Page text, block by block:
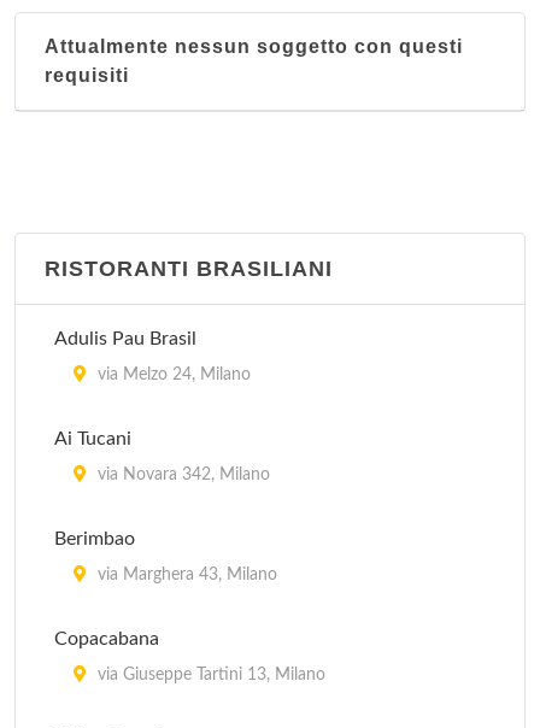
Attualmente nessun soggetto con questi
requisiti
RISTORANTI BRASILIANI
Adulis Pau Brasil
via Melzo 24, Milano
Ai Tucani
via Novara 342, Milano
Berimbao
via Marghera 43, Milano
Copacabana
via Giuseppe Tartini 13, Milano